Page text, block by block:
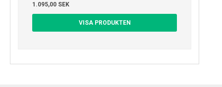
1.095,00 SEK
VISA PRODUKTEN